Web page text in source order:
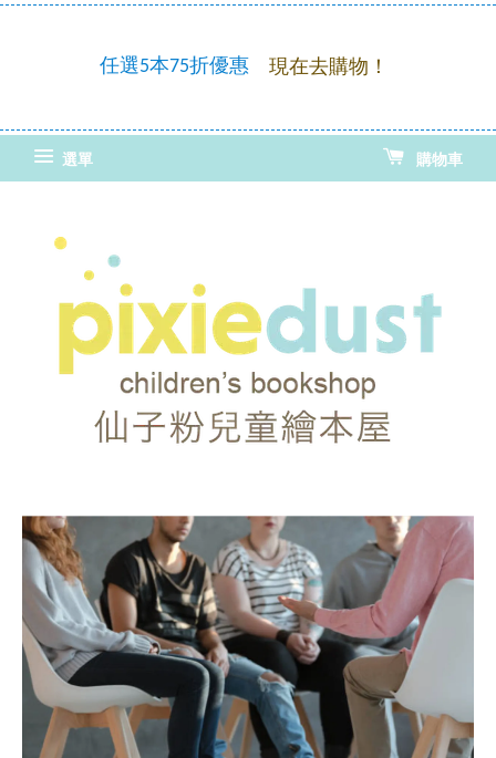
任選5本75折優惠 現在去購物！
選單 購物車